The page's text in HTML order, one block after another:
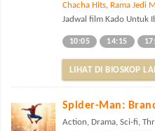
Chacha Hits, Rama Jedi
Jadwal film Kado Untuk
10:05 14:15
LIHAT DI BIOSKOP
Spider-Man:
Action, Drama, Sci-fi,